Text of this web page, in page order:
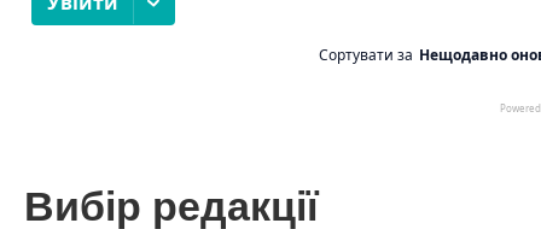
Вибір редакції